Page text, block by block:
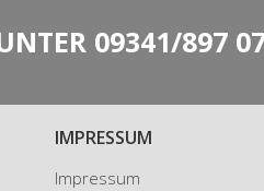
09341/897
IMPRESSUM
Impressum